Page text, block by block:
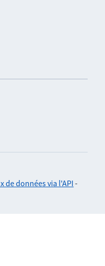
de données via l'API -